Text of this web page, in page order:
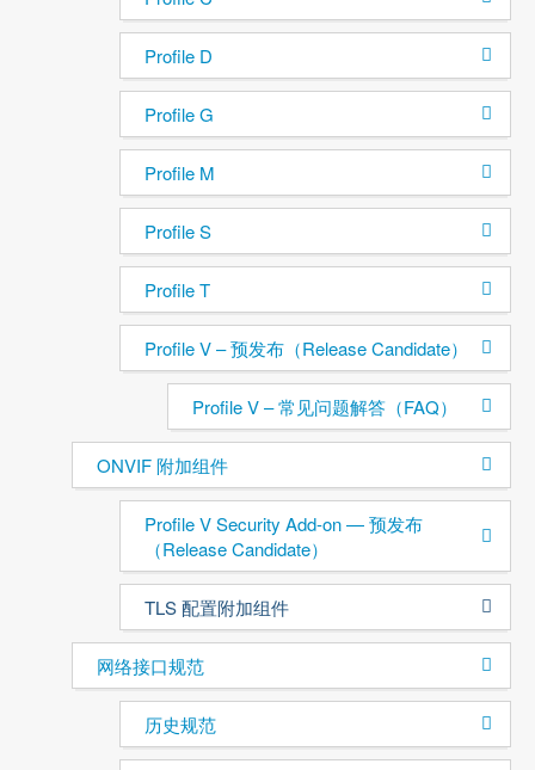
Profile D
Profile G
Profile M
Profile S
Profile T
Profile V – 预发布（Release Candidate）
Profile V – 常见问题解答（FAQ）
ONVIF 附加组件
Profile V Security Add-on — 预发布
（Release Candidate）
TLS 配置附加组件
网络接口规范
历史规范